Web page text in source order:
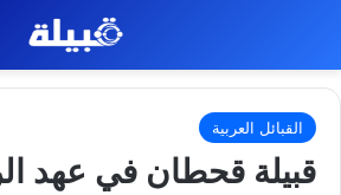
القبائل العربية
قبيلة قحطان في عهد